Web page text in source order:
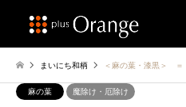
まいにち和柄 ＜麻の葉・漆黒＞ ＝
麻の葉 魔除け・厄除け